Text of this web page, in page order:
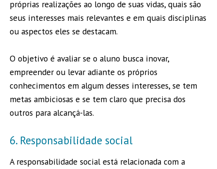
próprias realizações ao longo de suas vidas, quais são
seus interesses mais relevantes e em quais disciplinas
ou aspectos eles se destacam.
O objetivo é avaliar se o aluno busca inovar,
empreender ou levar adiante os próprios
conhecimentos em algum desses interesses, se tem
metas ambiciosas e se tem claro que precisa dos
outros para alcançá-las.
6. Responsabilidade social
A responsabilidade social está relacionada com a